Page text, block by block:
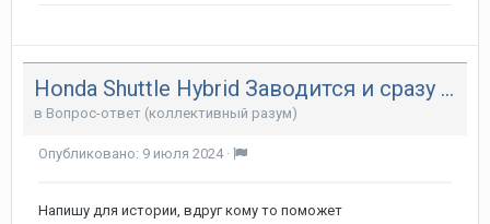
Honda Shuttle Hybrid Заводится и сразу глохнет
в Вопрос-ответ (коллективный разум)
Опубликовано: 9 июля 2024·
Напишу для истории, вдруг кому то поможет